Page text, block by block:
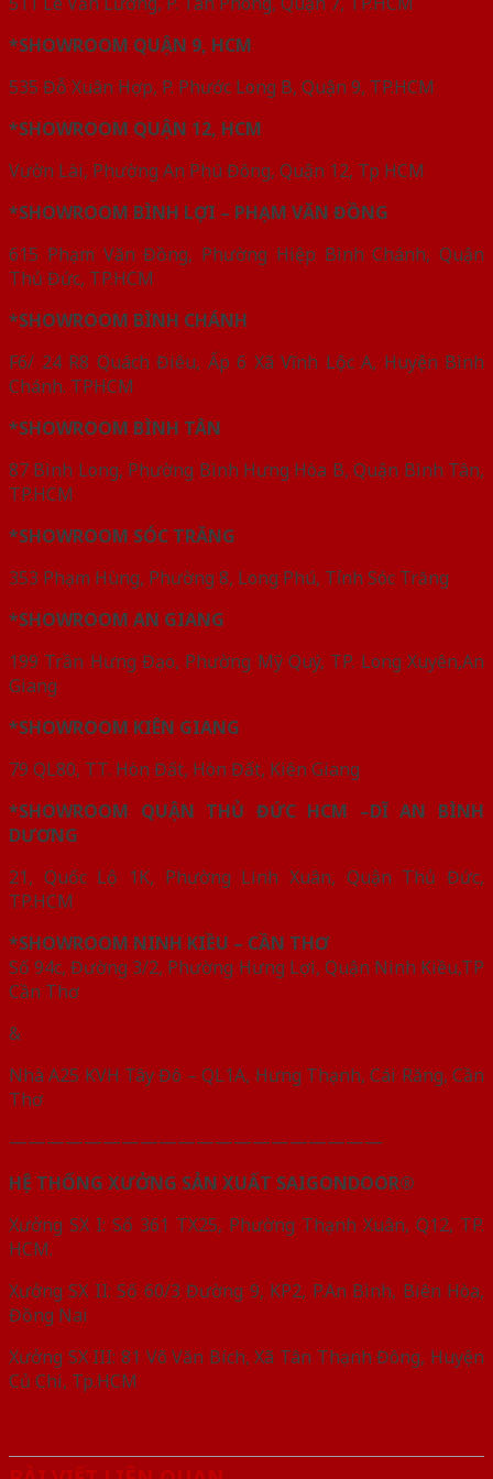
*SHOWROOM QUẬN 9, HCM
535 Đỗ Xuân Hợp, P. Phước Long B, Quận 9, TP.HCM
*SHOWROOM QUẬN 12, HCM
Vườn Lài, Phường An Phú Đông, Quận 12, Tp HCM
*SHOWROOM BÌNH LỢI – PHẠM VĂN ĐỒNG
615 Phạm Văn Đồng, Phường Hiệp Bình Chánh, Quận
Thủ Đức, TP.HCM
*SHOWROOM BÌNH CHÁNH
F6/ 24 R8 Quách Điêu, Ấp 6 Xã Vĩnh Lộc A, Huyện Bình
Chánh. TPHCM
*SHOWROOM BÌNH TÂN
87 Bình Long, Phường Bình Hưng Hòa B, Quận Bình Tân,
TP.HCM
*SHOWROOM SÓC TRĂNG
353 Phạm Hùng, Phường 8, Long Phú, Tỉnh Sóc Trăng
*SHOWROOM AN GIANG
199 Trần Hưng Đạo, Phường Mỹ Quý, TP. Long Xuyên,An
Giang
*SHOWROOM KIÊN GIANG
79 QL80, TT. Hòn Đất, Hòn Đất, Kiên Giang
*SHOWROOM QUẬN THỦ ĐỨC HCM –DĨ AN BÌNH
DƯƠNG
21, Quốc Lộ 1K, Phường Linh Xuân, Quận Thủ Đức,
TP.HCM
*SHOWROOM NINH KIỀU – CẦN THƠ
Số 94c, Đường 3/2, Phường Hưng Lợi, Quận Ninh Kiều,TP
Cần Thơ
&
Nhà A25 KVH Tây Đô – QL1A, Hưng Thạnh, Cái Răng, Cần
Thơ
————————————————————
HỆ THỐNG XƯỞNG SẢN XUẤT SAIGONDOOR®
Xưởng SX I: Số 361 TX25, Phường Thạnh Xuân, Q12, TP.
HCM.
Xưởng SX II: Số 60/3 Đường 9, KP2, P.An Bình, Biên Hòa,
Đồng Nai
Xưởng SX III: 81 Võ Văn Bích, Xã Tân Thạnh Đông, Huyện
Củ Chi, Tp.HCM